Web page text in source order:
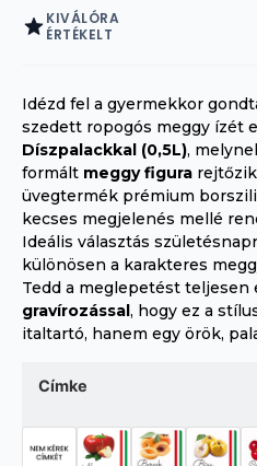
KIVÁLÓRA
ÉRTÉKELT
Idézd fel a gyermekkor
szedett ropogós meggy ízét
Díszpalackkal (0,5L),
formált meggy figura
üvegtermék prémium
kecses megjelenés mellé
Ideális választás
különösen a karakteres
Tedd a meglepetést teljesen
gravírozással , hogy ez a
italtartó, hanem egy örök,
Címke